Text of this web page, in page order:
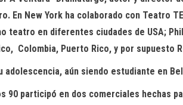
En New York ha colaborado con Teatro
teatro en diferentes ciudades de USA;
Colombia, Puerto Rico, y por supuesto
adolescencia, aún siendo estudiante en
90 participó en dos comerciales hechas